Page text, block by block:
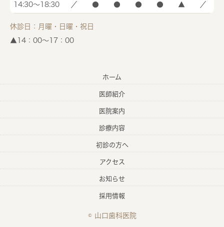
14:30～18:30 ／ ● ● ● ● ▲ ／
休診日：月曜・日曜・祝日
▲14：00〜17：00
ホーム
医師紹介
医院案内
診療内容
初診の方へ
アクセス
お知らせ
採用情報
© 山口歯科医院